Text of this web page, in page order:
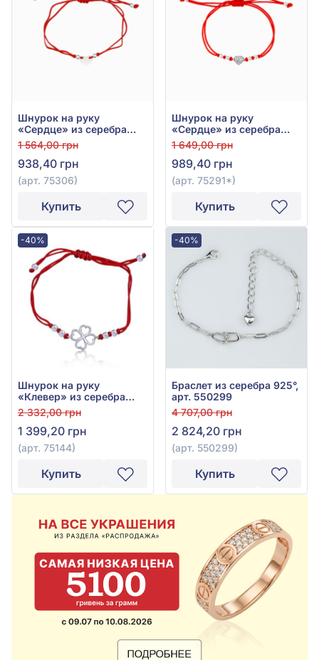
Шнурок на руку
«Сердце» из серебра
925° с красным
текстилем, арт. 75306
1 564,00 грн
938,40 грн
(арт. 75306)
Купить
Шнурок на руку
«Сердце» из серебра
925° с Красным
Текстилем, арт. 75291*
1 649,00 грн
989,40 грн
(арт. 75291*)
Купить
-40%
Шнурок на руку
«Клевер» из серебра
925° с красным
текстилем, арт. 75144
2 332,00 грн
1 399,20 грн
(арт. 75144)
Купить
-40%
Браслет из серебра 925°,
арт. 550299
4 707,00 грн
2 824,20 грн
(арт. 550299)
Купить